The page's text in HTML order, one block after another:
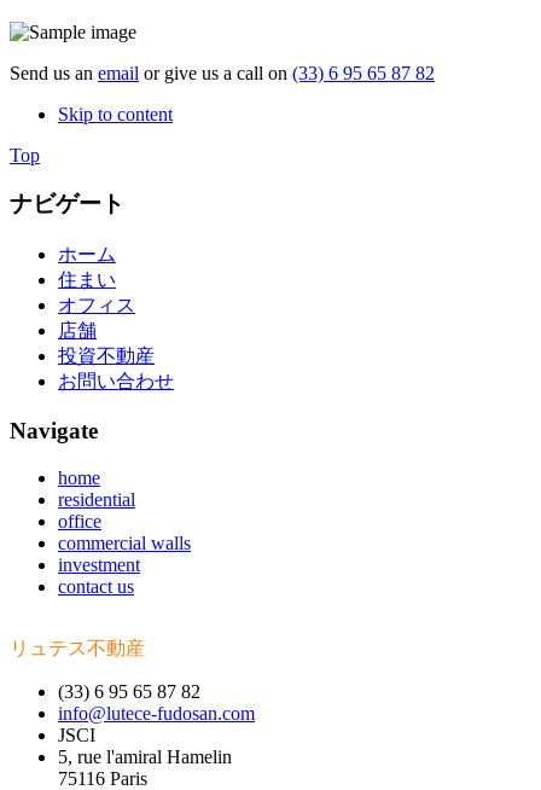
Send us an email or give us a call on (33) 6 95 65 87 82
Skip to content
Top
ナビゲート
ホーム
住まい
オフィス
店舗
投資不動産
お問い合わせ
Navigate
home
residential
office
commercial walls
investment
contact us
リュテス不動産
(33) 6 95 65 87 82
info@lutece-fudosan.com
JSCI
5, rue l'amiral Hamelin
75116 Paris